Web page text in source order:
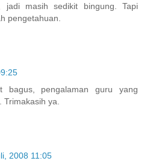
masih sedikit bingung. Tapi
pengetahuan.
bagus, pengalaman guru yang
ya.
2008 11:05